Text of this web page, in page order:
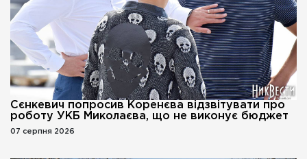
Сєнкевич попросив Коренєва відзвітувати про
роботу УКБ Миколаєва, що не виконує бюджет
07 серпня 2026